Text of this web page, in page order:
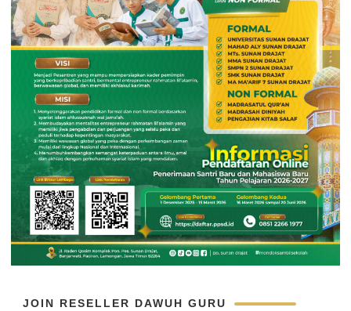
JOIN RESELLER DAWUH GURU